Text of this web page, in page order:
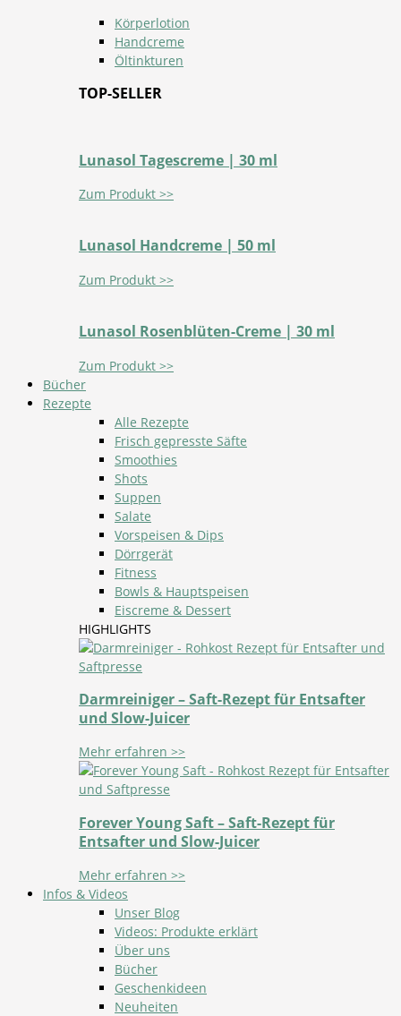
Körperlotion
Handcreme
Öltinkturen
TOP-SELLER
Lunasol Tagescreme | 30 ml
Zum Produkt >>
Lunasol Handcreme | 50 ml
Zum Produkt >>
Lunasol Rosenblüten-Creme | 30 ml
Zum Produkt >>
Bücher
Rezepte
Alle Rezepte
Frisch gepresste Säfte
Smoothies
Shots
Suppen
Salate
Vorspeisen & Dips
Dörrgerät
Fitness
Bowls & Hauptspeisen
Eiscreme & Dessert
HIGHLIGHTS
Darmreiniger – Saft-Rezept für Entsafter
und Slow-Juicer
Mehr erfahren >>
Forever Young Saft – Saft-Rezept für
Entsafter und Slow-Juicer
Mehr erfahren >>
Infos & Videos
Unser Blog
Videos: Produkte erklärt
Über uns
Bücher
Geschenkideen
Neuheiten